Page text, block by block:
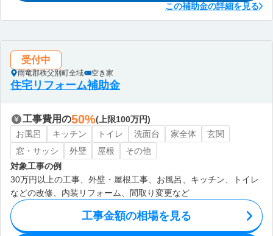
この補助金の詳細を見る
受付中
雨竜郡秩父別町全域 空き家
住宅リフォーム補助金
工事費用の50%(上限100万円)
お風呂
キッチン トイレ 洗面台 家全体
玄関
窓・サッシ
外壁 屋根
その他
対象工事の例
30万円以上の工事、外壁・屋根工事、お風呂、キッチン、トイレ
などの改修、内装リフォーム、間取り変更など
工事金額の相場を見る